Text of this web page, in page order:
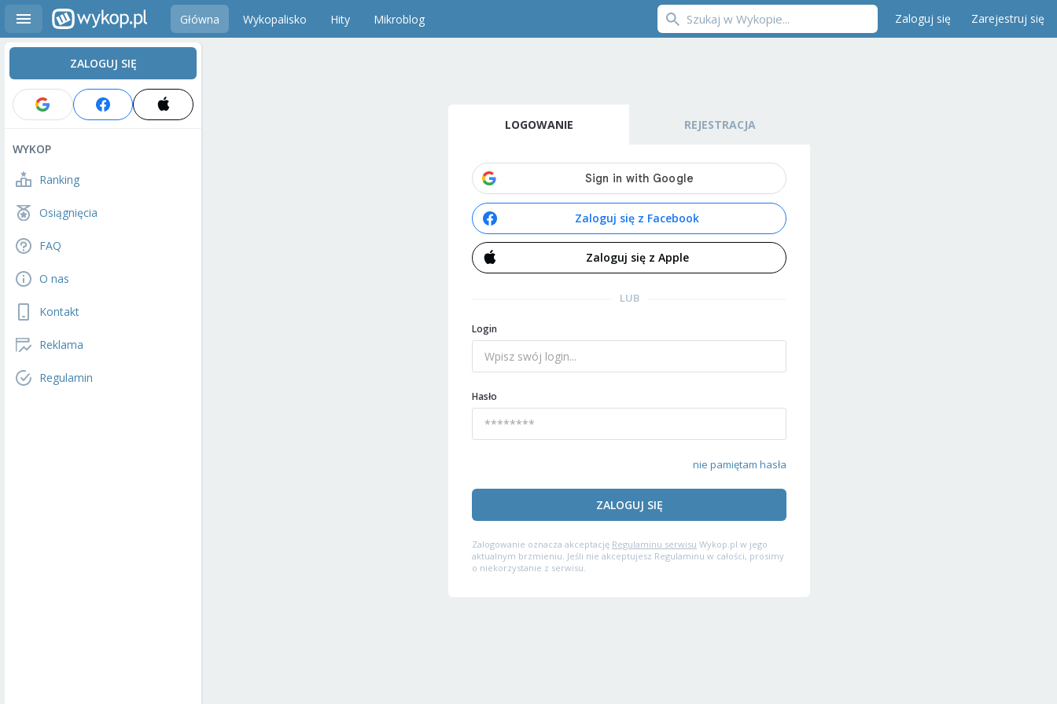
Główna Wykopalisko Hity Mikroblog Zaloguj się Zarejestruj się
ZALOGUJ SIĘ
WYKOP
Ranking
Osiągnięcia
FAQ
O nas
Kontakt
Reklama
Regulamin
LOGOWANIE REJESTRACJA
Zaloguj się z Facebook
Zaloguj się z Apple
LUB
Login
Hasło
nie pamiętam hasła
ZALOGUJ SIĘ
Zalogowanie oznacza akceptację Regulaminu serwisu Wykop.pl w jego
aktualnym brzmieniu. Jeśli nie akceptujesz Regulaminu w całości, prosimy
o niekorzystanie z serwisu.